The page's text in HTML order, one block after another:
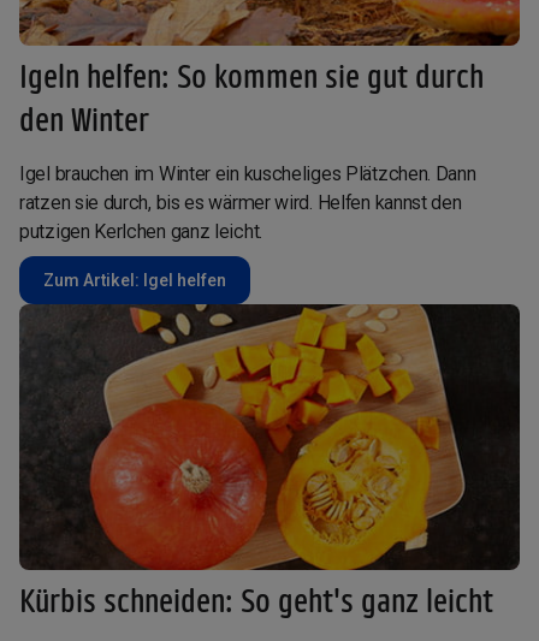
Igeln helfen: So kommen sie gut durch
den Winter
Igel brauchen im Winter ein kuscheliges Plätzchen. Dann
ratzen sie durch, bis es wärmer wird. Helfen kannst den
putzigen Kerlchen ganz leicht.
Zum Artikel: Igel helfen
Kürbis schneiden: So geht's ganz leicht